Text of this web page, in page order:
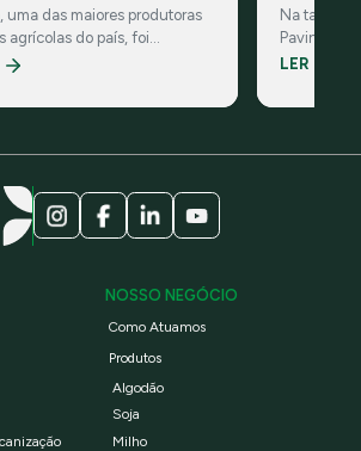
uma das maiores produtoras
agrícolas do país, foi
CDP, organização
Na tarde
Pavinato,
do painel
Campo –
LER
NOSSO NEGÓCIO
Como Atuamos
Produtos
Algodão
Soja
Milho